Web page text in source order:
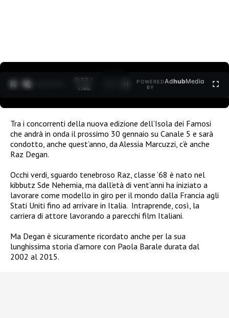
0:12 /
1:40
POWERED
BY
AdhubMedia
Tra i concorrenti della nuova edizione dell’Isola dei Famosi
che andrà in onda il prossimo 30 gennaio su Canale 5 e sarà
condotto, anche quest’anno, da Alessia Marcuzzi, c’è anche
Raz Degan.
Occhi verdi, sguardo tenebroso Raz, classe ’68 è nato nel
kibbutz Sde Nehemia, ma dall’età di vent’anni ha iniziato a
lavorare come modello in giro per il mondo dalla Francia agli
Stati Uniti fino ad arrivare in Italia. Intraprende, così, la
carriera di attore lavorando a parecchi film Italiani.
Ma Degan è sicuramente ricordato anche per la sua
lunghissima storia d’amore con Paola Barale durata dal
2002 al 2015.